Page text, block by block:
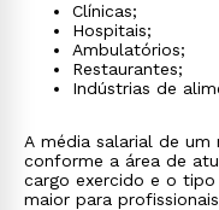
Clínicas;
Hospitais;
Ambulatórios;
Restaurantes;
Indústrias de
A média salarial de um
conforme a área de
cargo exercido e o
maior para